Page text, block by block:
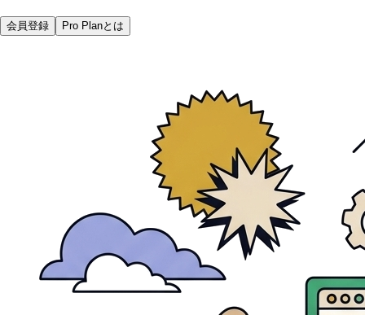
会員登録 Pro Planとは